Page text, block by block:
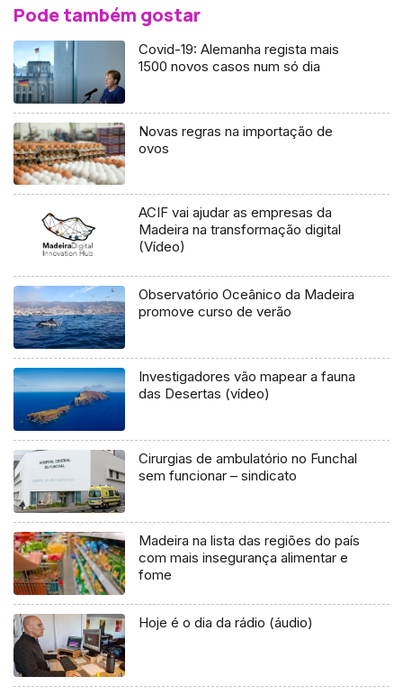
Pode também gostar
Covid-19: Alemanha regista mais
1500 novos casos num só dia
Novas regras na importação de
ovos
ACIF vai ajudar as empresas da
Madeira na transformação digital
(Vídeo)
Observatório Oceânico da Madeira
promove curso de verão
Investigadores vão mapear a fauna
das Desertas (vídeo)
Cirurgias de ambulatório no Funchal
sem funcionar – sindicato
Madeira na lista das regiões do país
com mais insegurança alimentar e
fome
Hoje é o dia da rádio (áudio)